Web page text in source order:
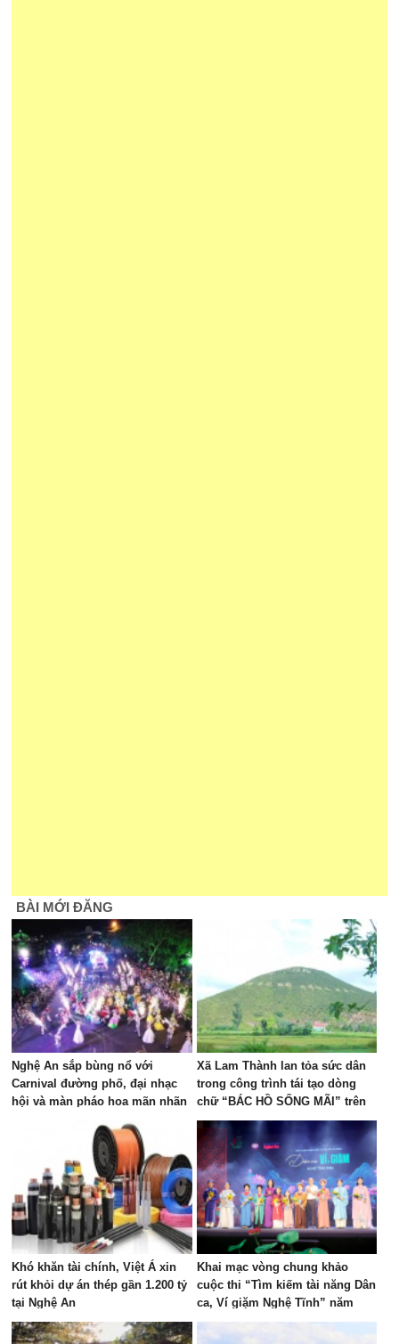
BÀI MỚI ĐĂNG
Nghệ An sắp bùng nổ với
Carnival đường phố, đại nhạc
hội và màn pháo hoa mãn nhãn
Xã Lam Thành lan tỏa sức dân
trong công trình tái tạo dòng
chữ “BÁC HỒ SỐNG MÃI” trên
Núi Nhón
Khó khăn tài chính, Việt Á xin
rút khỏi dự án thép gần 1.200 tỷ
tại Nghệ An
Khai mạc vòng chung khảo
cuộc thi “Tìm kiếm tài năng Dân
ca, Ví giặm Nghệ Tĩnh” năm
2026